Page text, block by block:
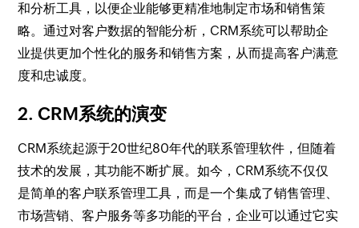
和分析工具，以便企业能够更精准地制定市场和销售策
略。通过对客户数据的智能分析，CRM系统可以帮助企
业提供更加个性化的服务和销售方案，从而提高客户满意
度和忠诚度。
2. CRM系统的演变
CRM系统起源于20世纪80年代的联系管理软件，但随着
技术的发展，其功能不断扩展。如今，CRM系统不仅仅
是简单的客户联系管理工具，而是一个集成了销售管理、
市场营销、客户服务等多功能的平台，企业可以通过它实